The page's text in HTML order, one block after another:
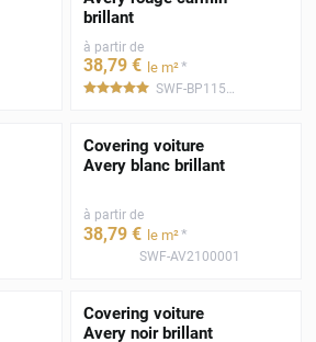
brillant
à partir de
38,79 € le m²*
***** SWF-BP1150001
Covering voiture
Avery blanc brillant
à partir de
38,79 € le m²*
SWF-AV2100001
Covering voiture
Avery noir brillant